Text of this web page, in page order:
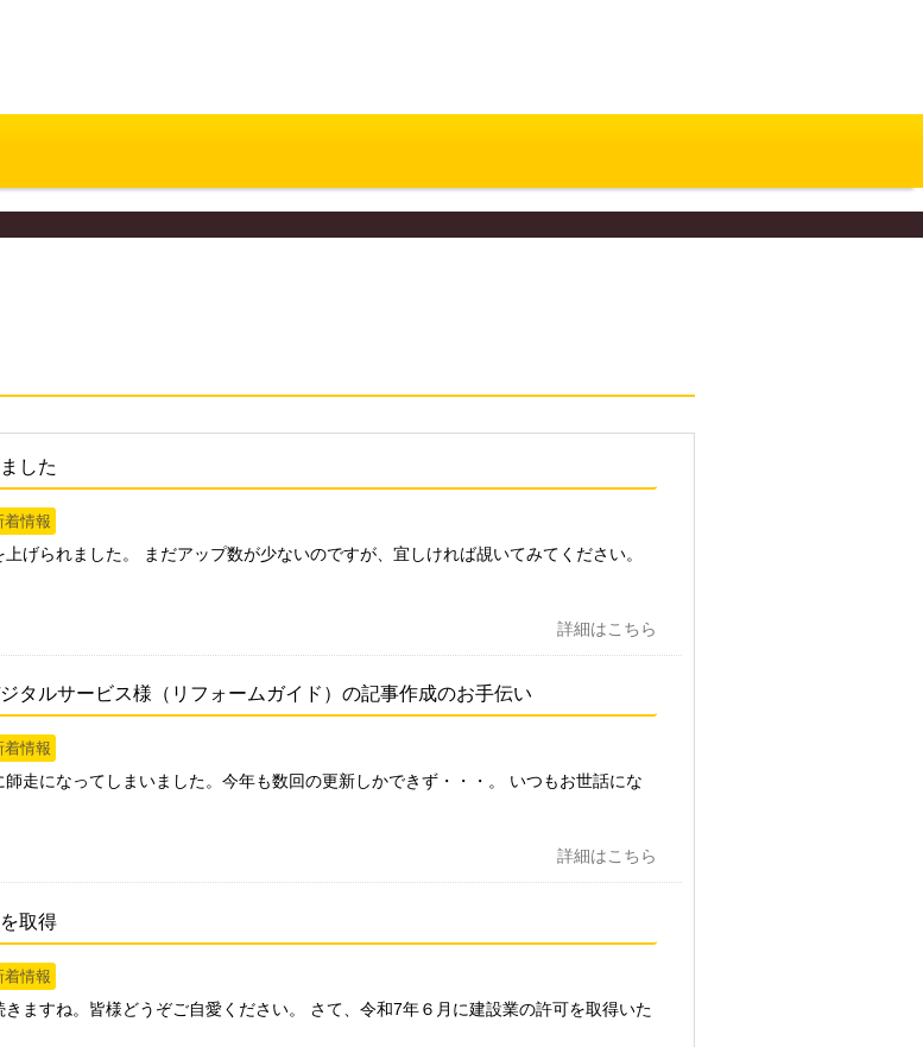
した
着情報
げられました。 まだアップ数が少ないのですが、宜しければ覘いてみてください。
詳細はこちら
タルサービス様（リフォームガイド）の記事作成のお手伝い
着情報
師走になってしまいました。今年も数回の更新しかできず・・・。 いつもお世話にな
詳細はこちら
取得
着情報
きますね。皆様どうぞご自愛ください。 さて、令和7年６月に建設業の許可を取得いた